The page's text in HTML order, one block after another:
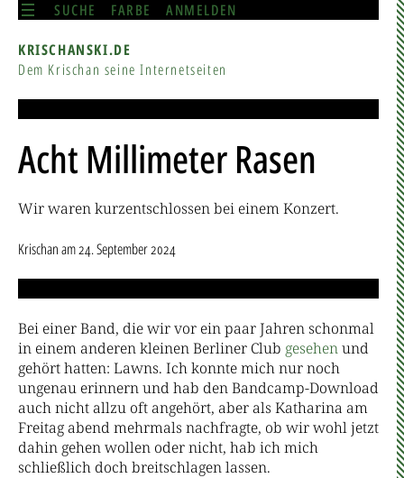
SUCHE FARBE ANMELDEN
KRISCHANSKI.DE
Dem Krischan seine Internetseiten
Acht Millimeter Rasen
Wir waren kurzentschlossen bei einem Konzert.
Krischanam24. September 2024
Bei einer Band, die wir vor ein paar Jahren schonmal
in einem anderen kleinen Berliner Club gesehenund
gehört hatten: Lawns. Ich konnte mich nur noch
ungenau erinnern und hab den Bandcamp-Download
auch nicht allzu oft angehört, aber als Katharina am
Freitag abend mehrmals nachfragte, ob wir wohl jetzt
dahin gehen wollen oder nicht, hab ich mich
schließlich doch breitschlagen lassen.